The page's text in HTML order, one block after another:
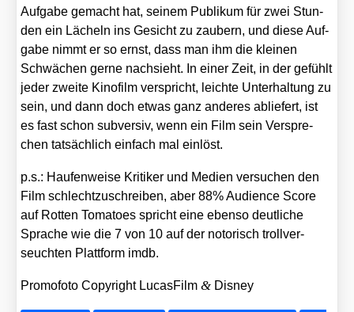
Auf­ga­be gemacht hat, sei­nem Publi­kum für zwei Stun­
den ein Lächeln ins Gesicht zu zau­bern, und die­se Auf­
ga­be nimmt er so ernst, dass man ihm die klei­nen
Schwä­chen ger­ne nach­sieht. In einer Zeit, in der gefühlt
jeder zwei­te Kino­film ver­spricht, leich­te Unter­hal­tung zu
sein, und dann doch etwas ganz ande­res ablie­fert, ist
es fast schon sub­ver­siv, wenn ein Film sein Ver­spre­
chen tat­säch­lich ein­fach mal ein­löst.
p.s.: Hau­fen­wei­se Kri­ti­ker und Medi­en ver­su­chen den
Film schlecht­zu­schrei­ben, aber 88% Audi­ence Score
auf Rot­ten Toma­toes spricht eine eben­so deut­li­che
Spra­che wie die 7 von 10 auf der noto­risch troll­ver­
seuch­ten Platt­form imdb.
Pro­mo­fo­to Copy­right Lucas­Film& Dis­ney